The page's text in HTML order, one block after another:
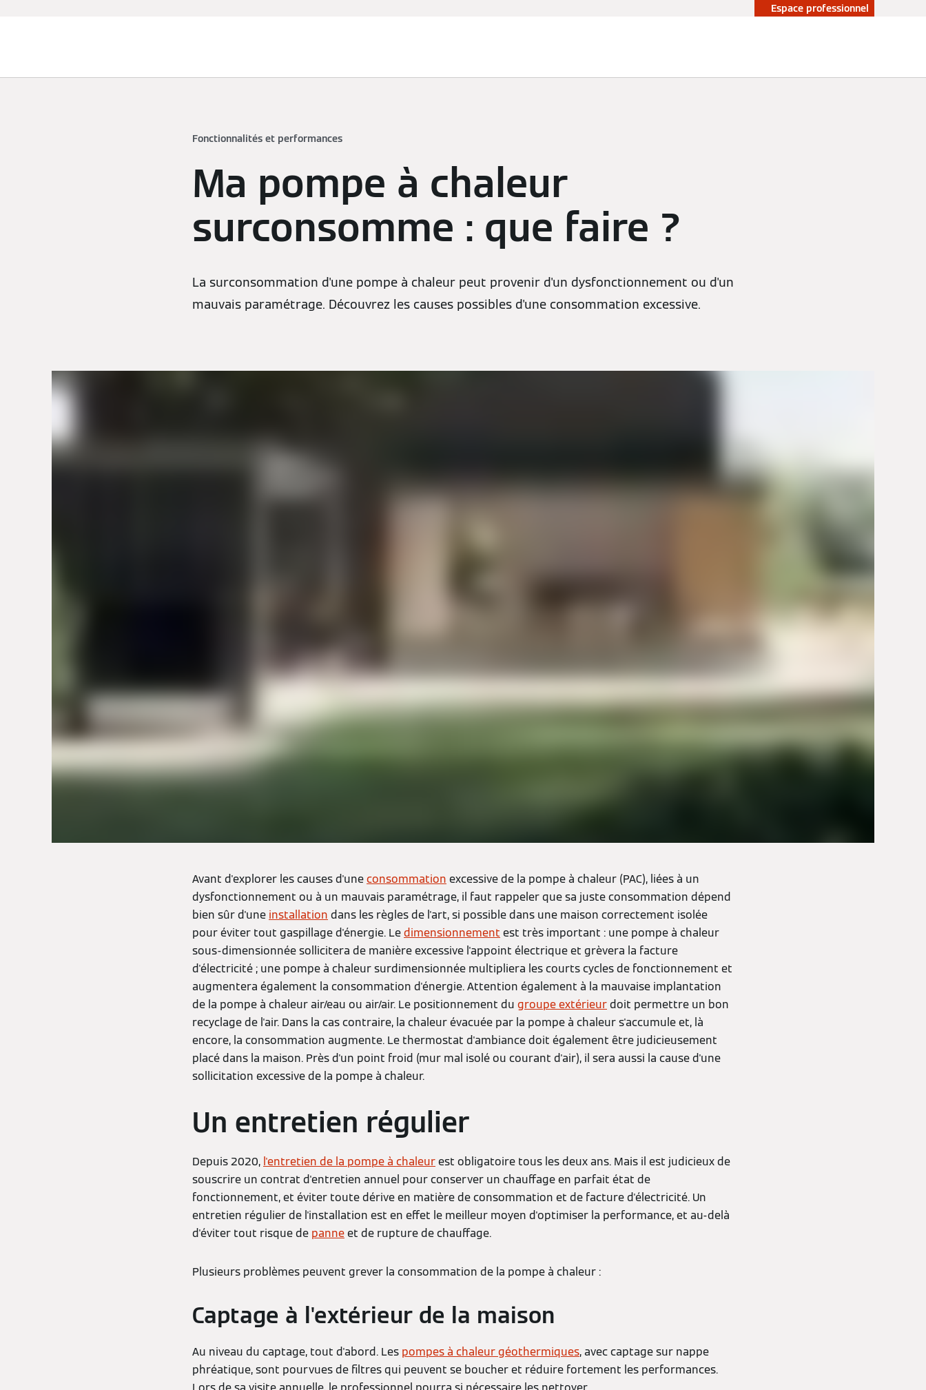
Espace professionnel
Fonctionnalités et performances
Ma pompe à chaleur
surconsomme : que faire ?
La surconsommation d'une pompe à chaleur peut provenir d'un dysfonctionnement ou d'un
mauvais paramétrage. Découvrez les causes possibles d'une consommation excessive.
Avant d'explorer les causes d'uneconsommation excessive de la pompe à chaleur (PAC), liées à un
dysfonctionnement ou à un mauvais paramétrage, il faut rappeler que sa juste consommation dépend
bien sûr d'une installation dans les règles de l'art, si possible dans une maison correctement isolée
pour éviter tout gaspillage d'énergie. Ledimensionnement est très important : une pompe à chaleur
sous-dimensionnée sollicitera de manière excessive l'appoint électrique et grèvera la facture
d'électricité ; une pompe à chaleur surdimensionnée multipliera les courts cycles de fonctionnement et
augmentera également la consommation d'énergie. Attention également à la mauvaise implantation
de la pompe à chaleur air/eau ou air/air. Le positionnement du groupe extérieurdoit permettre un bon
recyclage de l'air. Dans la cas contraire, la chaleur évacuée par la pompe à chaleur s'accumule et, là
encore, la consommation augmente. Le thermostat d'ambiance doit également être judicieusement
placé dans la maison. Près d'un point froid (mur mal isolé ou courant d'air), il sera aussi la cause d'une
sollicitation excessive de la pompe à chaleur.
Un entretien régulier
Depuis 2020, l'entretien de la pompe à chaleurest obligatoire tous les deux ans. Mais il est judicieux de
souscrire un contrat d'entretien annuel pour conserver un chauffage en parfait état de
fonctionnement, et éviter toute dérive en matière de consommation et de facture d'électricité. Un
entretien régulier de l'installation est en effet le meilleur moyen d'optimiser la performance, et au-delà
d'éviter tout risque de panneet de rupture de chauffage.
Plusieurs problèmes peuvent grever la consommation de la pompe à chaleur :
Captage à l'extérieur de la maison
Au niveau du captage, tout d'abord. Les pompes à chaleur géothermiques, avec captage sur nappe
phréatique, sont pourvues de filtres qui peuvent se boucher et réduire fortement les performances.